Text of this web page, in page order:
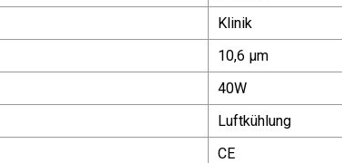
Klinik
10,6 μm
40W
Luftkühlung
CE